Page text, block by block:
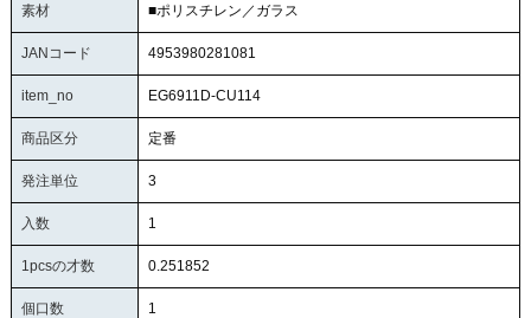
素材 ■ポリスチレン／ガラス
JANコード 4953980281081
item_no EG6911D-CU114
商品区分 定番
発注単位 3
入数 1
1pcsの才数 0.251852
個口数 1